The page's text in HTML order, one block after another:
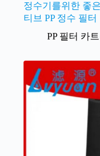
정수기를위한 좋
티브 PP 정수 필터
PP 필터 카트